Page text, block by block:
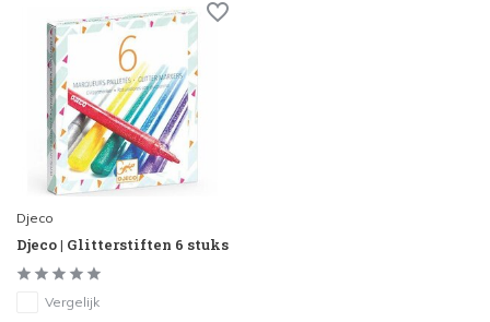
Djeco
Djeco | Glitterstiften 6 stuks
Vergelijk